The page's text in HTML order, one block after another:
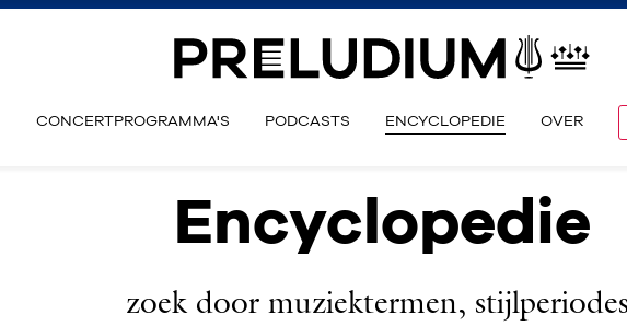
CONCERTPROGRAMMA'S PODCASTS ENCYCLOPEDIE OVER
Encyclopedie
zoek door muziektermen,